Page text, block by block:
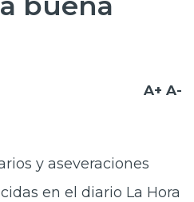
A+ A-
y aseveraciones
en el diario La Hora